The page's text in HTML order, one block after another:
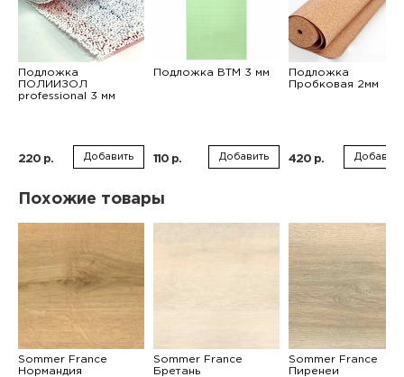
Подложка
ПОЛИИЗОЛ
professional 3 мм
220 р. Добавить
Подложка ВТМ 3 мм
110 р. Добавить
Подложка
Пробковая 2мм
420 р. Добавить
Похожие товары
Sommer France
Нормандия
Sommer France
Бретань
Sommer France
Пиренеи